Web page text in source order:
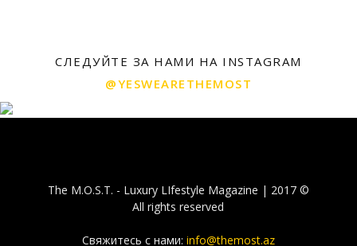
СЛЕДУЙТЕ ЗА НАМИ НА INSTAGRAM
@YESWEARETHEMOST
The M.O.S.T. - Luxury LIfestyle Magazine | 2017 ©
All rights reserved
Свяжитесь с нами: info@themost.az